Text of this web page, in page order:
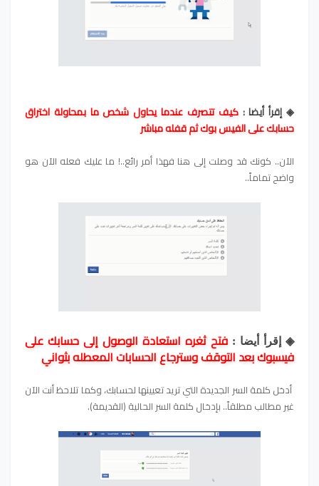
◈ إقرأ أيضا : كيف تتصرف عندما يحاول شخص ما بمحاولة اختراق
حسابك على الفيس بوك ثم قفله مباشر
الآن.. كونك قد وصلت إلى هنا فهذا أمر رائع..! ما عليك فعله الآن هو
واضح تماماً..
◈ إقرأ أيضا : فتح ثغره استعادة الوصول إلى حسابك على
فيسبوك بعد التوقف وسترجاع الحسابات المعطله بثواني
أدخل كلمة السر الجديدة التي تريد تعيينها لحسابك، وكما تلاحظ أنت الآن
غير مطالب مطلقاً.. بإدخال كلمة السر الحالية (القديمة).